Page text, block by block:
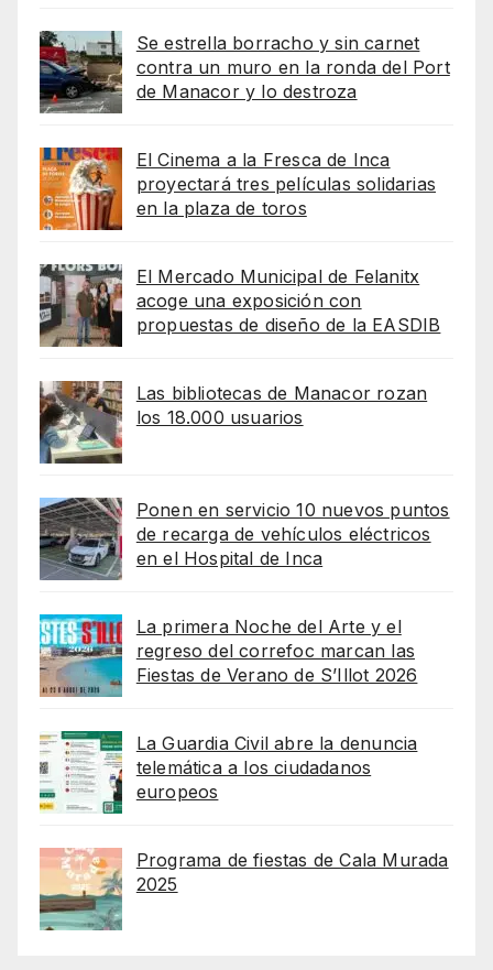
Se estrella borracho y sin carnet
contra un muro en la ronda del Port
de Manacor y lo destroza
El Cinema a la Fresca de Inca
proyectará tres películas solidarias
en la plaza de toros
El Mercado Municipal de Felanitx
acoge una exposición con
propuestas de diseño de la EASDIB
Las bibliotecas de Manacor rozan
los 18.000 usuarios
Ponen en servicio 10 nuevos puntos
de recarga de vehículos eléctricos
en el Hospital de Inca
La primera Noche del Arte y el
regreso del correfoc marcan las
Fiestas de Verano de S’Illot 2026
La Guardia Civil abre la denuncia
telemática a los ciudadanos
europeos
Programa de fiestas de Cala Murada
2025